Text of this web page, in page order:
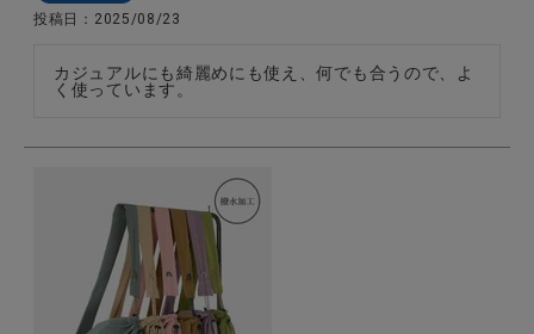
ギフト
ブランド
投稿日 2025/08/23
カジュアルにも綺麗めにも使え、何でも合うので、よ
く使っています。